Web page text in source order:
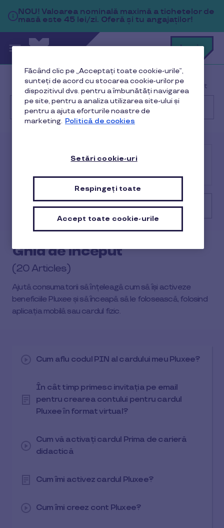
Sari la conținutul principal
Login
Help Center Angajat Ghid de început
Client
Ghid de început
Ghid de început
(20 Articles)
Ajută consumatorii să înțeleagă cum să își activeze
beneficiile Pluxee și să înceapă să le folosească, folosind
aplicația mobilă sau cardul fizic.
Cum aflu codul PIN al cardului meu Pluxee?
În cât timp primesc invitația pe email
pentru crearea contului pentru cardul
Pluxee în format virtual?
Cum vă activați cardul Prima de carieră
didactică
Cum îmi activez cardul Pluxee?
Cum îmi creez cont Pluxee?
NOU! Valoarea nominală maximă a tichetelor de
masă este 45 lei/zi. Oferă și tu angajaților!
Făcând clic pe „Acceptați toate cookie-urile”,
sunteți de acord cu stocarea cookie-urilor pe
dispozitivul dvs. pentru a îmbunătăți navigarea
pe site, pentru a analiza utilizarea site-ului și
pentru a ajuta eforturile noastre de
marketing. Politică de cookies
Setări cookie-uri
Respingeți toate
Accept toate cookie-urile